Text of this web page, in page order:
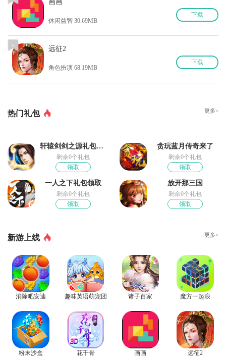
画画
休闲益智 30.69MB
下载
6 远征2
角色扮演 68.19MB
下载
热门礼包 更多>
轩辕剑剑之源礼包领取
剩余0个礼包
领取
贪玩蓝月传奇来了
剩余0个礼包
领取
一人之下礼包领取
剩余0个礼包
领取
放开那三国
剩余0个礼包
领取
新游上线 更多>
消除吧安迪 趣味英语萌宠团 诸子百家 魔方一起浪
粉末沙盒 花千骨 画画 远征2